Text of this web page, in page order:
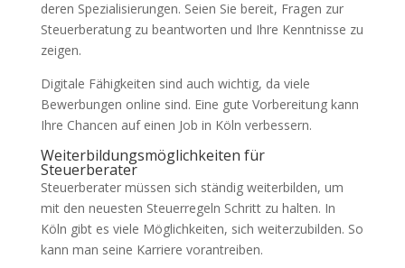
deren Spezialisierungen. Seien Sie bereit, Fragen zur
Steuerberatung zu beantworten und Ihre Kenntnisse zu
zeigen.
Digitale Fähigkeiten sind auch wichtig, da viele
Bewerbungen online sind. Eine gute Vorbereitung kann
Ihre Chancen auf einen Job in Köln verbessern.
Weiterbildungsmöglichkeiten für
Steuerberater
Steuerberater müssen sich ständig weiterbilden, um
mit den neuesten Steuerregeln Schritt zu halten. In
Köln gibt es viele Möglichkeiten, sich weiterzubilden. So
kann man seine Karriere vorantreiben.